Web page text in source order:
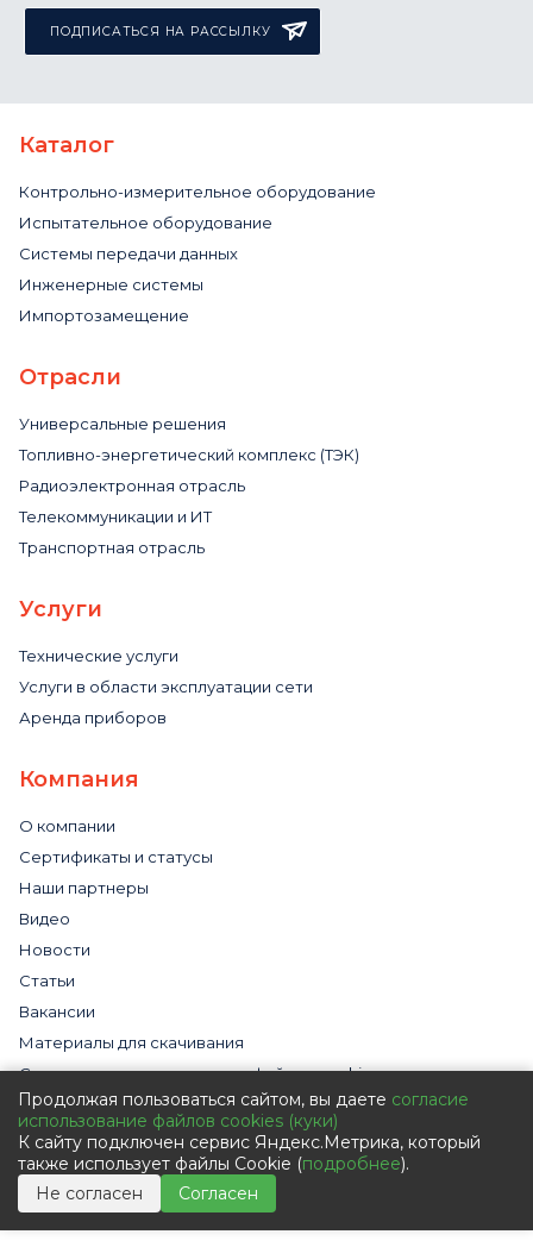
ПОДПИСАТЬСЯ НА РАССЫЛКУ
Каталог
Контрольно-измерительное оборудование
Испытательное оборудование
Системы передачи данных
Инженерные системы
Импортозамещение
Отрасли
Универсальные решения
Топливно-энергетический комплекс (ТЭК)
Радиоэлектронная отрасль
Телекоммуникации и ИТ
Транспортная отрасль
Услуги
Технические услуги
Услуги в области эксплуатации сети
Аренда приборов
Компания
О компании
Сертификаты и статусы
Наши партнеры
Видео
Новости
Статьи
Вакансии
Материалы для скачивания
Cогласие на использование файлов cookies
Обработка персональных данных с помощью сервиса
«Яндекс.Метрика»
Политика в отношении обработки персональных данных
Пользовательское соглашение
Согласие на обработку персональных данных
Продолжая пользоваться сайтом, вы даете согласие
использование файлов cookies (куки)
К сайту подключен сервис Яндекс.Метрика, который
также использует файлы Cookie (подробнее).
Не согласен
Согласен